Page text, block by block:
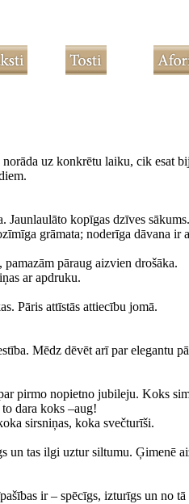
uz konkrētu laiku, cik esat
Jaunlaulāto kopīgas dzīves
grāmata; noderīga dāvana
pāraug aizvien drošāka.
ar apdruku.
Pāris attīstās attiecību jomā.
Mēdz dēvēt arī par elegantu
pirmo nopietno jubileju. Koks
dara koks –aug!
sirsniņas, koka svečturīši.
un tas ilgi uztur siltumu. Ģimenē
ir – spēcīgs, izturīgs un no